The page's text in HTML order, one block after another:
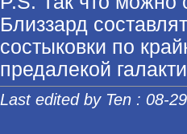
Близзард
состыковки по
предалекой
Last edited by Ten : 08-